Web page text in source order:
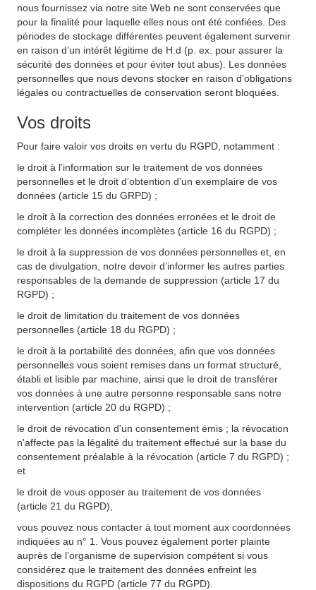
nous fournissez via notre site Web ne sont conservées que
pour la finalité pour laquelle elles nous ont été confiées. Des
périodes de stockage différentes peuvent également survenir
en raison d’un intérêt légitime de H.d (p. ex. pour assurer la
sécurité des données et pour éviter tout abus). Les données
personnelles que nous devons stocker en raison d’obligations
légales ou contractuelles de conservation seront bloquées.
Vos droits
Pour faire valoir vos droits en vertu du RGPD, notamment :
le droit à l’information sur le traitement de vos données
personnelles et le droit d’obtention d’un exemplaire de vos
données (article 15 du GRPD) ;
le droit à la correction des données erronées et le droit de
compléter les données incomplètes (article 16 du RGPD) ;
le droit à la suppression de vos données personnelles et, en
cas de divulgation, notre devoir d’informer les autres parties
responsables de la demande de suppression (article 17 du
RGPD) ;
le droit de limitation du traitement de vos données
personnelles (article 18 du RGPD) ;
le droit à la portabilité des données, afin que vos données
personnelles vous soient remises dans un format structuré,
établi et lisible par machine, ainsi que le droit de transférer
vos données à une autre personne responsable sans notre
intervention (article 20 du RGPD) ;
le droit de révocation d'un consentement émis ; la révocation
n'affecte pas la légalité du traitement effectué sur la base du
consentement préalable à la révocation (article 7 du RGPD) ;
et
le droit de vous opposer au traitement de vos données
(article 21 du RGPD),
vous pouvez nous contacter à tout moment aux coordonnées
indiquées au n° 1. Vous pouvez également porter plainte
auprès de l’organisme de supervision compétent si vous
considérez que le traitement des données enfreint les
dispositions du RGPD (article 77 du RGPD).